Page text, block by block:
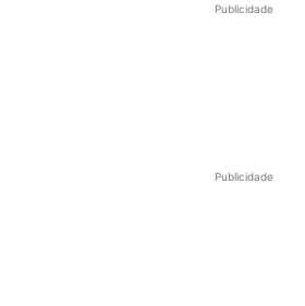
Publicidade
Publicidade